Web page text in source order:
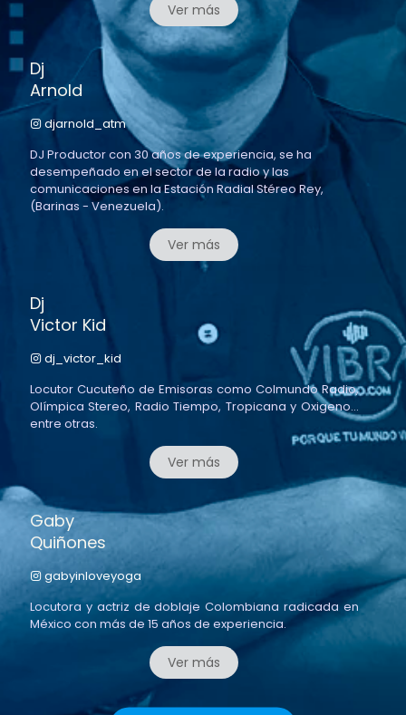
Ver más
Dj
Arnold
djarnold_atm
DJ Productor con 30 años de experiencia, se ha
desempeñado en el sector de la radio y las
comunicaciones en la Estación Radial Stéreo Rey,
(Barinas - Venezuela).
Ver más
Dj
Victor Kid
dj_victor_kid
Locutor Cucuteño de Emisoras como Colmundo Radio,
Olímpica Stereo, Radio Tiempo, Tropicana y Oxigeno...
entre otras.
Ver más
Gaby
Quiñones
gabyinloveyoga
Locutora y actriz de doblaje Colombiana radicada en
México con más de 15 años de experiencia.
Ver más